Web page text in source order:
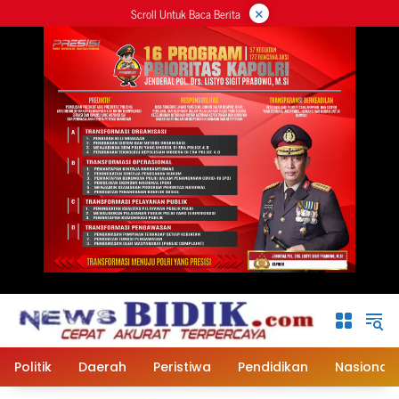
ke
Scroll Untuk Baca Berita ×
Politik Daerah Peristiwa Pendidikan Nasional